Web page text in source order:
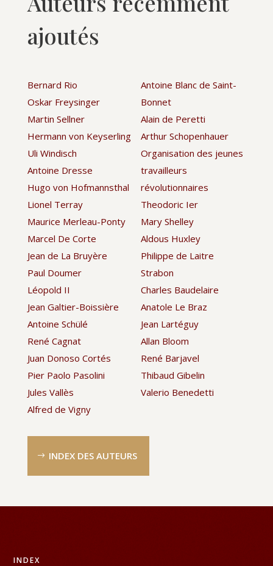
ajoutés
Bernard Rio
Oskar Freysinger
Martin Sellner
Hermann von Keyserling
Uli Windisch
Antoine Dresse
Hugo von Hofmannsthal
Lionel Terray
Maurice Merleau-Ponty
Marcel De Corte
Jean de La Bruyère
Paul Doumer
Léopold II
Jean Galtier-Boissière
Antoine Schülé
René Cagnat
Juan Donoso Cortés
Pier Paolo Pasolini
Jules Vallès
Alfred de Vigny
Antoine Blanc de Saint-
Bonnet
Alain de Peretti
Arthur Schopenhauer
Organisation des jeunes
travailleurs
révolutionnaires
Theodoric Ier
Mary Shelley
Aldous Huxley
Philippe de Laitre
Strabon
Charles Baudelaire
Anatole Le Braz
Jean Lartéguy
Allan Bloom
René Barjavel
Thibaud Gibelin
Valerio Benedetti
INDEX DES AUTEURS
INDEX